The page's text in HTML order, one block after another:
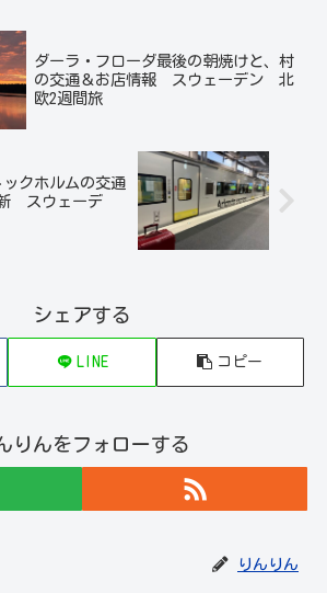
ダーラ・フローダ最後の朝焼けと、村
の交通＆お店情報 スウェーデン 北
欧2週間旅
クホルムの交通
スウェーデ
シェアする
LINE コピー
りんをフォローする
りんりん